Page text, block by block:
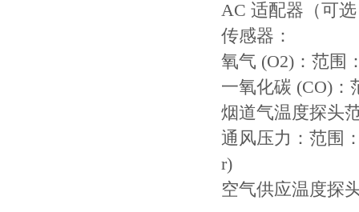
AC 适配器（可
传感器：
氧气 (O2)：范围
一氧化碳 (CO)：
烟道气温度探头
通风压力：范围
r)
空气供应温度探